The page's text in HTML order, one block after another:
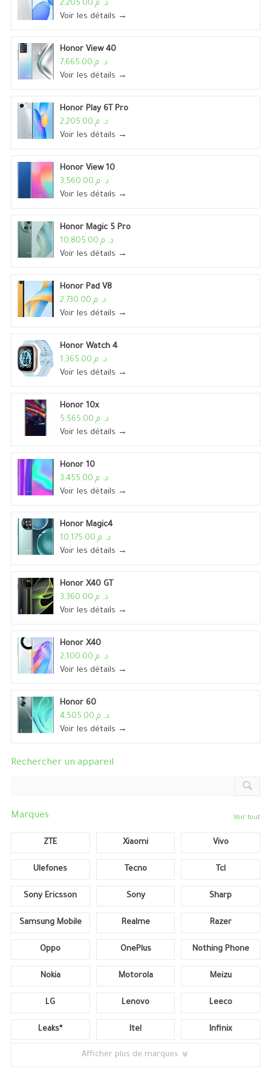
د. م.2,205.00
Voir les détails →
Honor View 40
د. م.7,665.00
Voir les détails →
Honor Play 6T Pro
د. م.2,205.00
Voir les détails →
Honor View 10
د. م.3,560.00
Voir les détails →
Honor Magic 5 Pro
د. م.10,805.00
Voir les détails →
Honor Pad V8
د. م.2,730.00
Voir les détails →
Honor Watch 4
د. م.1,365.00
Voir les détails →
Honor 10x
د. م.5,565.00
Voir les détails →
Honor 10
د. م.3,455.00
Voir les détails →
Honor Magic4
د. م.10,175.00
Voir les détails →
Honor X40 GT
د. م.3,360.00
Voir les détails →
Honor X40
د. م.2,100.00
Voir les détails →
Honor 60
د. م.4,505.00
Voir les détails →
Rechercher un appareil
Marques Voir tout
ZTE Xiaomi Vivo
Ulefones Tecno Tcl
Sony Ericsson Sony Sharp
Samsung Mobile Realme Razer
Oppo OnePlus Nothing Phone
Nokia Motorola Meizu
LG Lenovo Leeco
Leaks* Itel Infinix
Afficher plus de marques